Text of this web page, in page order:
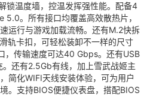
锁温度墙，控温发挥强性能。配备4
5.0。所有接口均覆盖高效散热片，
运行与游戏加载流畅。还有M.2快拆
轨卡扣，可轻松装卸不一样的尺寸
，传输速度可达40 Gbps。还有USB
还有2.5Gb有线，加上雪武战姬主
简化WIFI天线安装体验，可为用户
。支持BIOS便捷仪表盘，搭配BIOS